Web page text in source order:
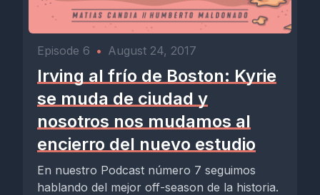
Episode 6 • August 24, 2017
Irving al frío de Boston: Kyrie
se muda de ciudad y
nosotros nos mudamos al
encierro del nuevo estudio
En nuestro Podcast número 7 seguimos
hablando del mejor off-season de la historia.